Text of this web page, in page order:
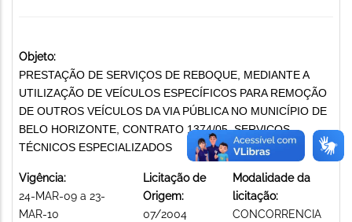
Objeto:
PRESTAÇÃO DE SERVIÇOS DE REBOQUE, MEDIANTE A
UTILIZAÇÃO DE VEÍCULOS ESPECÍFICOS PARA REMOÇÃO
DE OUTROS VEÍCULOS DA VIA PÚBLICA NO MUNICÍPIO DE
BELO HORIZONTE, CONTRATO 1374/05. SERVIÇOS
TÉCNICOS ESPECIALIZADOS
Vigência:
24-MAR-09 a 23-
MAR-10
Licitação de
Origem:
07/2004
Modalidade da
licitação:
CONCORRENCIA